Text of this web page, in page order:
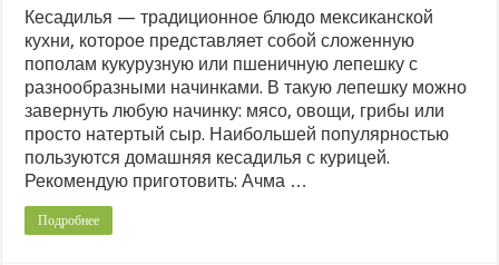
Кесадилья — традиционное блюдо мексиканской
кухни, которое представляет собой сложенную
пополам кукурузную или пшеничную лепешку с
разнообразными начинками. В такую лепешку можно
завернуть любую начинку: мясо, овощи, грибы или
просто натертый сыр. Наибольшей популярностью
пользуются домашняя кесадилья с курицей.
Рекомендую приготовить: Ачма …
Подробнее